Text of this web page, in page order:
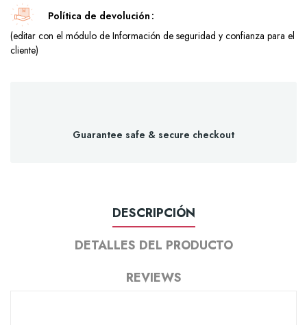
Política de devolución
(editar con el módulo de Información de seguridad y confianza para el
cliente)
Guarantee safe & secure checkout
DESCRIPCIÓN
DETALLES DEL PRODUCTO
REVIEWS